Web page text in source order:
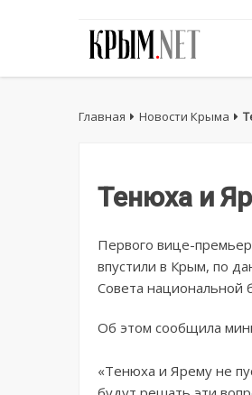
Главная Новости Крыма
Тенюха и
Первого вице-
впустили в Крым, по
Совета национальной
Об этом сообщила
«Тенюха и Ярему не